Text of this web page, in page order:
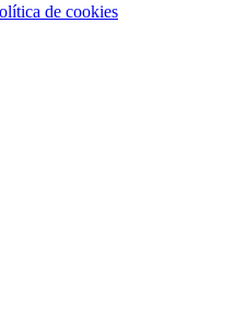
de cookies